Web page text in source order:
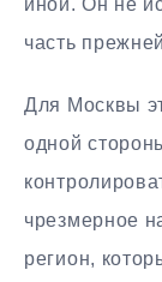
часть
Для Москвы
одной
чрезмерное
регион,